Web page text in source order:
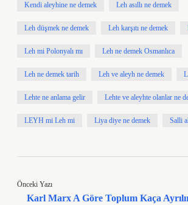
Kendi aleyhine ne demek Leh asıllı ne demek
Leh düşmek ne demek Leh karşıtı ne demek
Leh mi Polonyalı mı Leh ne demek Osmanlıca
Leh ne demek tarih Leh ve aleyh ne demek
Lehte ne anlama gelir Lehte ve aleyhte olanlar ne
LEYH mi Leh mi Liya diye ne demek Salli
Önceki Yazı
Karl Marx A Göre Toplum Kaça